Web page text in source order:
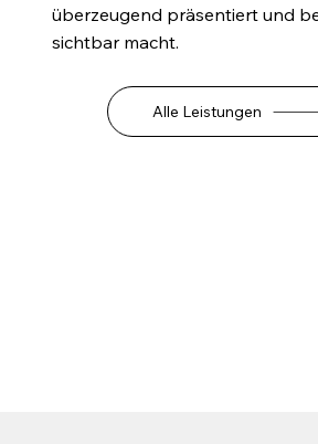
überzeugend präsentiert und
sichtbar macht.
Alle Leistungen